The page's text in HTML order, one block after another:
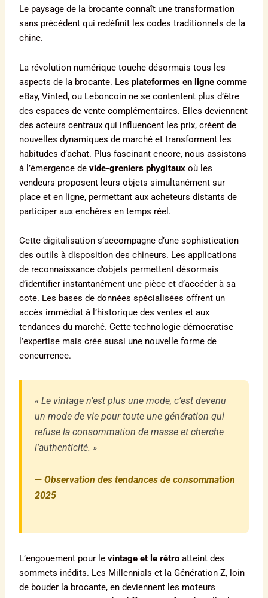
Le paysage de la brocante connaît une transformation
sans précédent qui redéfinit les codes traditionnels de la
chine.
La révolution numérique touche désormais tous les
aspects de la brocante. Lesplateformes en ligne comme
eBay, Vinted, ou Leboncoin ne se contentent plus d’être
des espaces de vente complémentaires. Elles deviennent
des acteurs centraux qui influencent les prix, créent de
nouvelles dynamiques de marché et transforment les
habitudes d’achat. Plus fascinant encore, nous assistons
à l’émergence devide-greniers phygitaux où les
vendeurs proposent leurs objets simultanément sur
place et en ligne, permettant aux acheteurs distants de
participer aux enchères en temps réel.
Cette digitalisation s’accompagne d’une sophistication
des outils à disposition des chineurs. Les applications
de reconnaissance d’objets permettent désormais
d’identifier instantanément une pièce et d’accéder à sa
cote. Les bases de données spécialisées offrent un
accès immédiat à l’historique des ventes et aux
tendances du marché. Cette technologie démocratise
l’expertise mais crée aussi une nouvelle forme de
concurrence.
« Le vintage n’est plus une mode, c’est devenu
un mode de vie pour toute une génération qui
refuse la consommation de masse et cherche
l’authenticité. »
— Observation des tendances de consommation
2025
L’engouement pour levintage et le rétro atteint des
sommets inédits. Les Millennials et la Génération Z, loin
de bouder la brocante, en deviennent les moteurs